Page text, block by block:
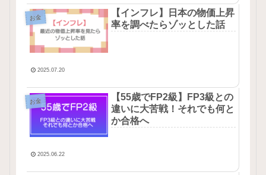
お金
【インフレ】日本の物価上昇
率を調べたらゾッとした話
2025.07.20
お金
【55歳でFP2級】FP3級との
違いに大苦戦！それでも何と
か合格へ
2025.06.22